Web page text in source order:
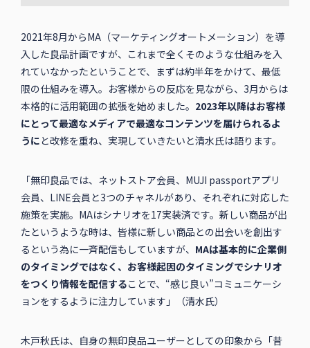
2021年8月からMA（マーケティングオートメーション）を導
入した良品計画ですが、これまで全くそのような仕組みを入
れていなかったということで、まずは約半年をかけて、最低
限の仕組みを導入。お客様からの反応を見ながら、3月からは
本格的に活用範囲の拡張を始めました。 2023年以降はお客様
にとって最適なメディアで最適なコンテンツを届けられるよ
うにと改修を重ね、実現していきたいと清水氏は語ります。
「無印良品では、ネットストア会員、MUJI passportアプリ
会員、LINE会員と3つのチャネルがあり、それぞれに対応した
施策を実施。MAはシナリオを17実装済です。新しい商品が出
たというような時は、皆様に新しい商品との出会いを創出す
るという為に一斉配信もしていますが、 MAは基本的に企業側
のタイミングではなく、お客様起因のタイミングでシナリオ
をつくり情報を配信することで、“感じ良い”コミュニケーシ
ョンをするように注力しています」（清水氏）
木戸秋氏は、自身の無印良品ユーザーとしての印象から「昔